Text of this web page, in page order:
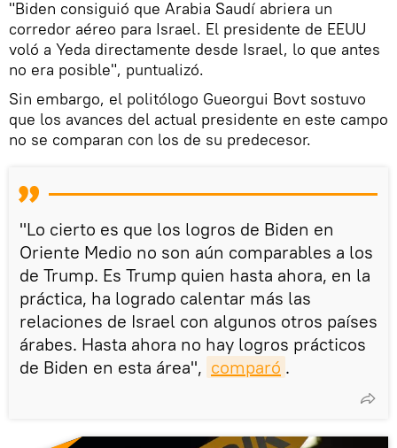
"Biden consiguió que Arabia Saudí abriera un
corredor aéreo para Israel. El presidente de EEUU
voló a Yeda directamente desde Israel, lo que antes
no era posible", puntualizó.
Sin embargo, el politólogo Gueorgui Bovt sostuvo
que los avances del actual presidente en este campo
no se comparan con los de su predecesor.
"Lo cierto es que los logros de Biden en
Oriente Medio no son aún comparables a los
de Trump. Es Trump quien hasta ahora, en la
práctica, ha logrado calentar más las
relaciones de Israel con algunos otros países
árabes. Hasta ahora no hay logros prácticos
de Biden en esta área", comparó .